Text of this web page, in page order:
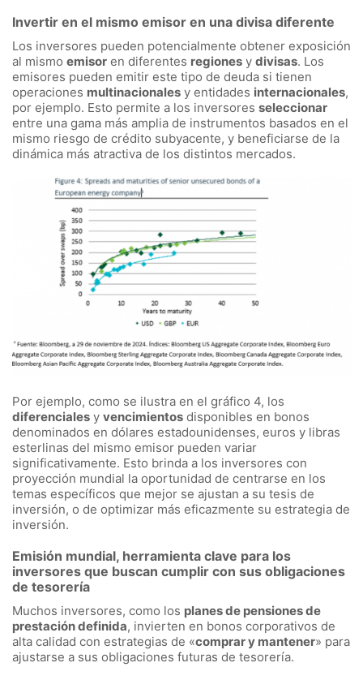
Invertir en el mismo emisor en una divisa diferente
Los inversores pueden potencialmente obtener exposición
al mismo emisor en diferentes regiones y divisas. Los
emisores pueden emitir este tipo de deuda si tienen
operaciones multinacionales y entidades internacionales,
por ejemplo. Esto permite a los inversores seleccionar
entre una gama más amplia de instrumentos basados en el
mismo riesgo de crédito subyacente, y beneficiarse de la
dinámica más atractiva de los distintos mercados.
Por ejemplo, como se ilustra en el gráfico 4, los
diferenciales y vencimientos disponibles en bonos
denominados en dólares estadounidenses, euros y libras
esterlinas del mismo emisor pueden variar
significativamente. Esto brinda a los inversores con
proyección mundial la oportunidad de centrarse en los
temas específicos que mejor se ajustan a su tesis de
inversión, o de optimizar más eficazmente su estrategia de
inversión.
Emisión mundial, herramienta clave para los
inversores que buscan cumplir con sus obligaciones
de tesorería
Muchos inversores, como los planes de pensiones de
prestación definida, invierten en bonos corporativos de
alta calidad con estrategias de «comprar y mantener» para
ajustarse a sus obligaciones futuras de tesorería.